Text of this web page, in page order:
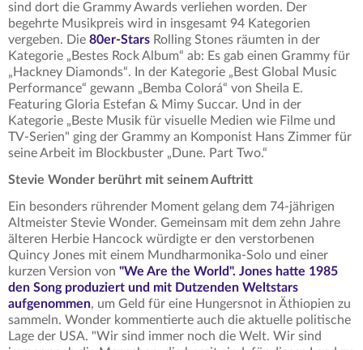
sind dort die Grammy Awards verliehen worden. Der
begehrte Musikpreis wird in insgesamt 94 Kategorien
vergeben. Die 80er-Stars Rolling Stones räumten in der
Kategorie „Bestes Rock Album“ ab: Es gab einen Grammy für
„Hackney Diamonds“. In der Kategorie „Best Global Music
Performance“ gewann „Bemba Colorá“ von Sheila E.
Featuring Gloria Estefan & Mimy Succar. Und in der
Kategorie „Beste Musik für visuelle Medien wie Filme und
TV-Serien" ging der Grammy an Komponist Hans Zimmer für
seine Arbeit im Blockbuster „Dune. Part Two.“
Stevie Wonder berührt mit seinem Auftritt
Ein besonders rührender Moment gelang dem 74-jährigen
Altmeister Stevie Wonder. Gemeinsam mit dem zehn Jahre
älteren Herbie Hancock würdigte er den verstorbenen
Quincy Jones mit einem Mundharmonika-Solo und einer
kurzen Version von "We Are the World". Jones hatte 1985
den Song produziert und mit Dutzenden Weltstars
aufgenommen, um Geld für eine Hungersnot in Äthiopien zu
sammeln. Wonder kommentierte auch die aktuelle politische
Lage der USA. "Wir sind immer noch die Welt. Wir sind